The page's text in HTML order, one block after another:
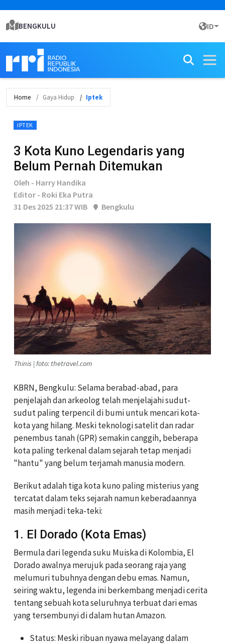
BENGKULU ID
Home Gaya Hidup Iptek
IPTEK
3 Kota Kuno Legendaris yang
Belum Pernah Ditemukan
Oleh - Harry Handika
Editor - Roki Eka Putra
31 Des 2025 21:37 WIB
Bengkulu
Thinis | foto: thetravel.com
KBRN, Bengkulu: Selama berabad-abad, para
penjelajah dan arkeolog telah menjelajahi sudut-
sudut paling terpencil di bumi untuk mencari kota-
kota yang hilang. Meski teknologi satelit dan radar
penembus tanah (GPR) semakin canggih, beberapa
kota paling terkenal dalam sejarah tetap menjadi
"hantu" yang belum terjamah manusia modern.
Berikut adalah tiga kota kuno paling misterius yang
tercatat dalam teks sejarah namun keberadaannya
masih menjadi teka-teki:
1. El Dorado (Kota Emas)
Bermula dari legenda suku Muiska di Kolombia, El
Dorado awalnya merujuk pada seorang raja yang
melumuri tubuhnya dengan debu emas. Namun,
seiring waktu, legenda ini berkembang menjadi cerita
tentang sebuah kota seluruhnya terbuat dari emas
yang tersembunyi di dalam hutan Amazon.
Status: Meski ribuan nyawa melayang dalam